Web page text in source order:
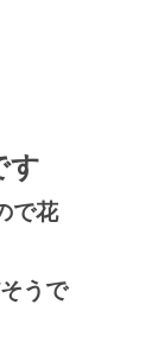
す
で花
うで